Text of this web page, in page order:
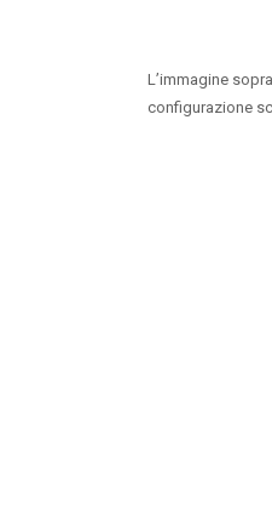
L’immagine
configurazione